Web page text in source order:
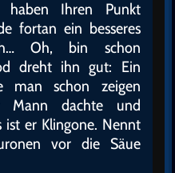
haben Ihren Punkt
fortan ein besseres
Oh, bin schon
dreht ihn gut: Ein
man schon zeigen
Mann dachte und
ist er Klingone. Nennt
vor die Säue